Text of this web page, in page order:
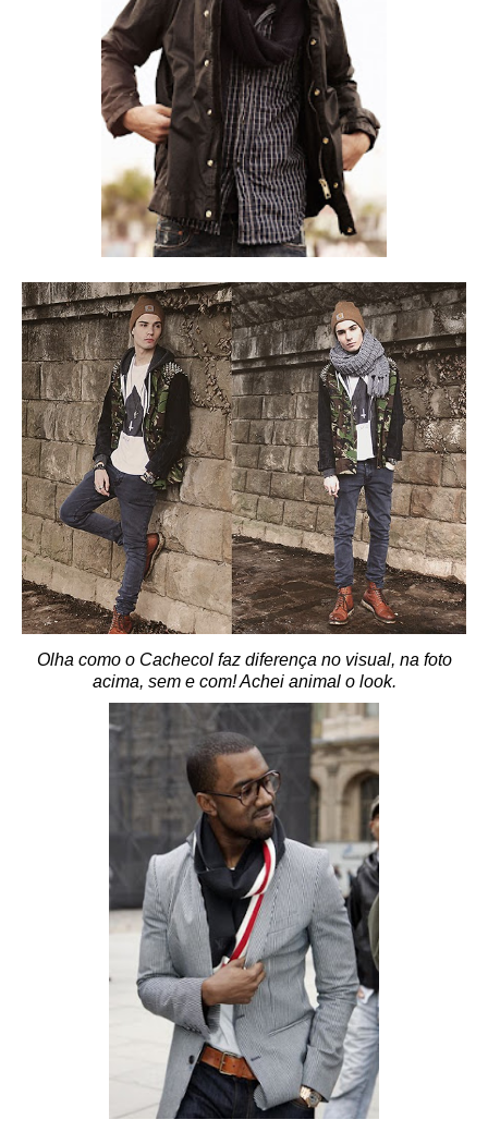
Olha como o Cachecol faz diferença no visual, na foto
acima, sem e com! Achei animal o look.